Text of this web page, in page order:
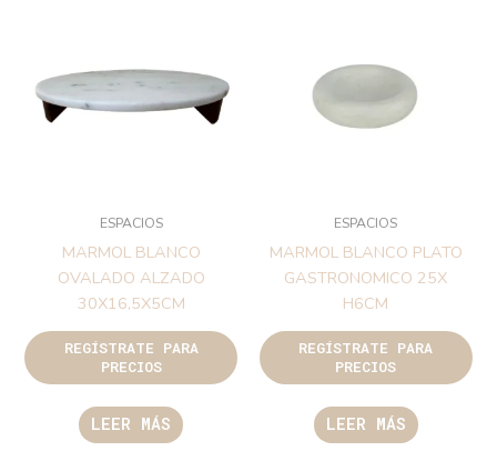
ESPACIOS
MARMOL BLANCO
OVALADO ALZADO
30X16,5X5CM
REGÍSTRATE PARA
PRECIOS
LEER MÁS
ESPACIOS
MARMOL BLANCO PLATO
GASTRONOMICO 25X
H6CM
REGÍSTRATE PARA
PRECIOS
LEER MÁS